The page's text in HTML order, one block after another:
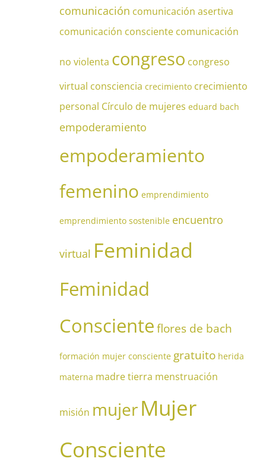
comunicación comunicación asertiva
comunicación consciente comunicación
no violenta congreso congreso
virtual consciencia crecimiento crecimiento
personal Círculo de mujeres eduard bach
empoderamiento
empoderamiento
femenino emprendimiento
emprendimiento sostenible encuentro
virtual Feminidad
Feminidad
Conscienteflores de bach
formación mujer consciente gratuito herida
materna madre tierra menstruación
misión mujerMujer
Consciente